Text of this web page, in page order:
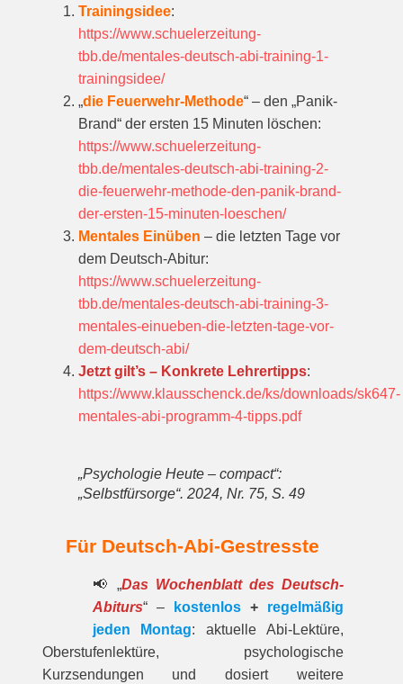
Trainingsidee:
https://www.schuelerzeitung-
tbb.de/mentales-deutsch-abi-training-1-
trainingsidee/
„die Feuerwehr-Methode“ – den „Panik-
Brand“ der ersten 15 Minuten löschen:
https://www.schuelerzeitung-
tbb.de/mentales-deutsch-abi-training-2-
die-feuerwehr-methode-den-panik-brand-
der-ersten-15-minuten-loeschen/
Mentales Einüben – die letzten Tage vor
dem Deutsch-Abitur:
https://www.schuelerzeitung-
tbb.de/mentales-deutsch-abi-training-3-
mentales-einueben-die-letzten-tage-vor-
dem-deutsch-abi/
Jetzt gilt’s – Konkrete Lehrertipps:
https://www.klausschenck.de/ks/downloads/sk647-
mentales-abi-programm-4-tipps.pdf
„Psychologie Heute – compact“:
„Selbstfürsorge“. 2024, Nr. 75, S. 49
Für Deutsch-Abi-Gestresste
📢 „Das Wochenblatt des Deutsch-
Abiturs“ – kostenlos+ regelmäßig
jeden Montag: aktuelle Abi-Lektüre,
Oberstufenlektüre, psychologische
Kurzsendungen und dosiert weitere